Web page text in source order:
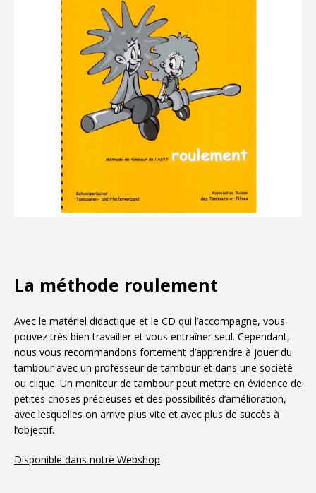
La méthode roulement
Avec le matériel didactique et le CD qui l’accompagne, vous
pouvez très bien travailler et vous entraîner seul. Cependant,
nous vous recommandons fortement d’apprendre à jouer du
tambour avec un professeur de tambour et dans une société
ou clique. Un moniteur de tambour peut mettre en évidence de
petites choses précieuses et des possibilités d’amélioration,
avec lesquelles on arrive plus vite et avec plus de succès à
l’objectif.
Disponible dans notre Webshop